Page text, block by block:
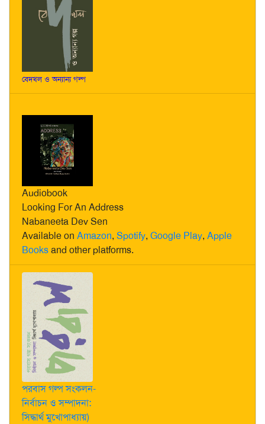
বেদখল ও অন্যান্য গল্প
Audiobook
Looking For An Address
Nabaneeta Dev Sen
Available on Amazon, Spotify, Google Play, Apple
Booksand other platforms.
পরবাস গল্প সংকলন-
নির্বাচন ও সম্পাদনা:
সিদ্ধার্থ মুখোপাধ্যায়)